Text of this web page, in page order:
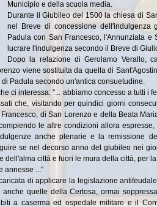
Municipio e della scuola media.
Durante il Giubileo del 1500 la chiesa di
nel Breve di concessione dell'indulgenza
Padula con San Francesco, l'Annunziata e
lucrare l'indulgenza secondo il Breve di
Dopo la relazione di Gerolamo Verallo,
viene sostituita da quella di
Padula secondo un'antica consuetudine.
ci interessa: "... abbiamo concesso a tutti i
che, visitando per quindici giorni
di San Lorenzo e della Beata
le altre condizioni allora
anche plenarie e la remissione
se nel decorso anno del giubileo nei
dell'alma città e fuori le mura della città, per
annesse ..."
di applicare la legislazione
quelle della Certosa, ormai
a caserma ed ospedale militare e il